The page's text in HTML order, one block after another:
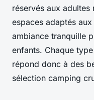
réservés aux
espaces adaptés
ambiance tranquille
enfants. Chaque
répond donc à des
sélection camping